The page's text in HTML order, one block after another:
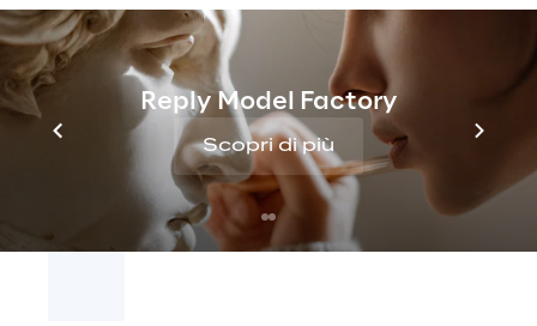
Reply Model Factory
Scopri di più
Amministrazione nella definizione e nello
sviluppo di modelli di business abilitati dai
nuovi paradigmi dell’AI, Cloud Computing,
Digital Media e Internet degli Oggetti. I
servizi di Reply includono: Consulenza,
System Integration e Digital
Services.www.reply.com